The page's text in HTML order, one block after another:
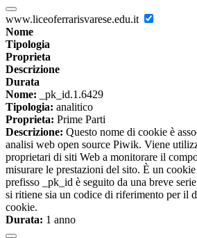
www.liceoferrarisvarese.edu.it
Nome
Tipologia
Proprieta
Descrizione
Durata
Nome: _pk_id.1.6429
Tipologia: analitico
Proprieta: Prime Parti
Descrizione: Questo nome di cookie è
analisi web open source Piwik. Viene
proprietari di siti Web a monitorare il
misurare le prestazioni del sito. È un
prefisso _pk_id è seguito da una breve
si ritiene sia un codice di riferimento per il
cookie.
Durata: 1 anno